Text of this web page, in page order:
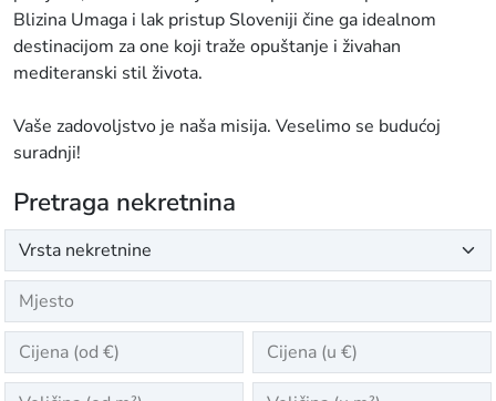
Blizina Umaga i lak pristup Sloveniji čine ga idealnom
destinacijom za one koji traže opuštanje i živahan
mediteranski stil života.
Vaše zadovoljstvo je naša misija. Veselimo se budućoj
suradnji!
Pretraga nekretnina